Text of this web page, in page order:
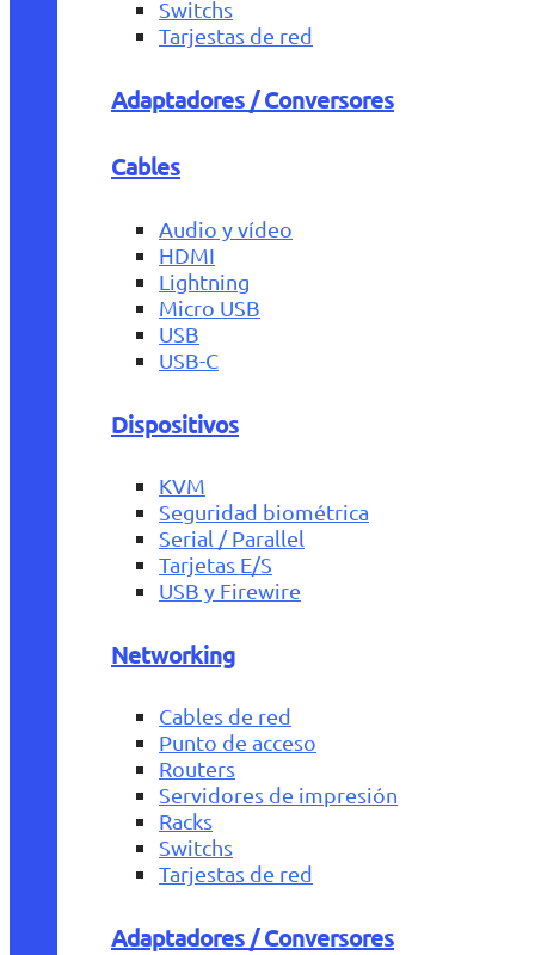
Switchs
Tarjestas de red
Adaptadores / Conversores
Cables
Audio y vídeo
HDMI
Lightning
Micro USB
USB
USB-C
Dispositivos
KVM
Seguridad biométrica
Serial / Parallel
Tarjetas E/S
USB y Firewire
Networking
Cables de red
Punto de acceso
Routers
Servidores de impresión
Racks
Switchs
Tarjestas de red
Adaptadores / Conversores